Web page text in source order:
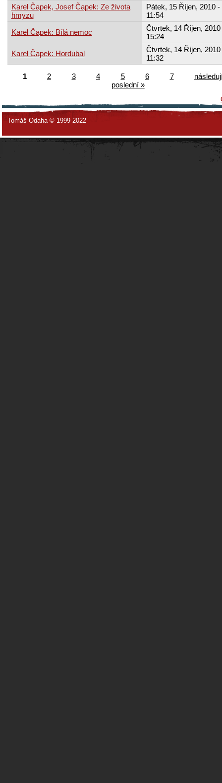
Karel Čapek, Josef Čapek: Ze života
hmyzu
Pátek, 15 Říjen, 2010 -
11:54
Karel Čapek: Bílá nemoc
Čtvrtek, 14 Říjen, 2010
15:24
Karel Čapek: Hordubal
Čtvrtek, 14 Říjen, 2010
11:32
1 2 3 4 5 6 7
poslední »
Tomáš Odaha © 1999-2022